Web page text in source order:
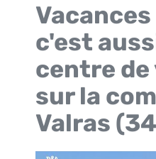
c'est
centre de
sur la
Valras